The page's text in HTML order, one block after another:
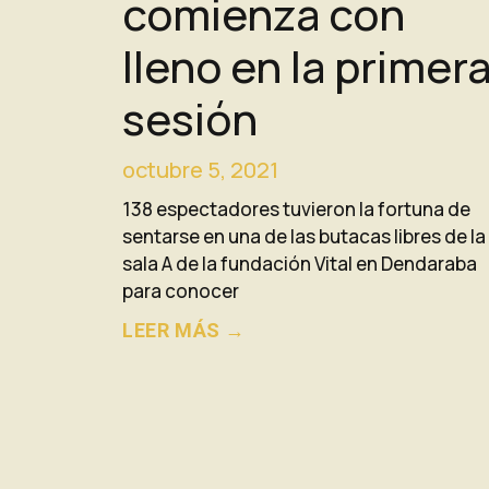
comienza con
lleno en la
sesión
octubre 5, 2021
138 espectadores tuvieron la fortuna de
sentarse en una de las butacas libres de la
sala A de la fundación Vital en Dendaraba
para conocer
LEER MÁS →